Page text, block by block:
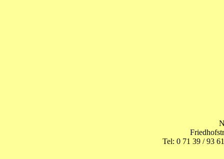
Tel: 0 71 39 / 93